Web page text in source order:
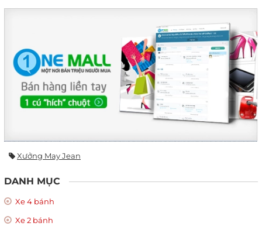
Xưởng May Jean
DANH MỤC
Xe 4 bánh
Xe 2 bánh